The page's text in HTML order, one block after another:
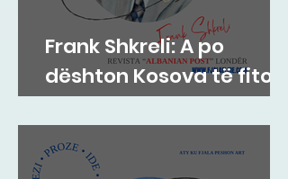
Frank Shkreli: A po
dështon Kosova të fitojë
paqen?